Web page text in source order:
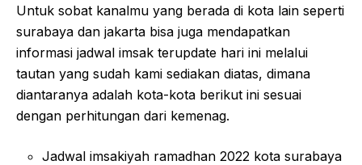
Untuk sobat kanalmu yang berada di kota lain seperti
surabaya dan jakarta bisa juga mendapatkan
informasi jadwal imsak terupdate hari ini melalui
tautan yang sudah kami sediakan diatas, dimana
diantaranya adalah kota-kota berikut ini sesuai
dengan perhitungan dari kemenag.
Jadwal imsakiyah ramadhan 2022 kota surabaya